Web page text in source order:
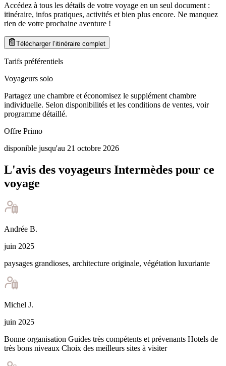
Accédez à tous les détails de votre voyage en un seul document :
itinéraire, infos pratiques, activités et bien plus encore. Ne manquez
rien de votre prochaine aventure !
Télécharger l’itinéraire complet
Tarifs préférentiels
Voyageurs solo
Partagez une chambre et économisez le supplément chambre
individuelle. Selon disponibilités et les conditions de ventes, voir
programme détaillé.
Offre Primo
disponible jusqu'au 21 octobre 2026
L'avis des voyageurs Intermèdes pour ce
voyage
Andrée B.
juin 2025
paysages grandioses, architecture originale, végétation luxuriante
Michel J.
juin 2025
Bonne organisation Guides très compétents et prévenants Hotels de
très bons niveaux Choix des meilleurs sites à visiter